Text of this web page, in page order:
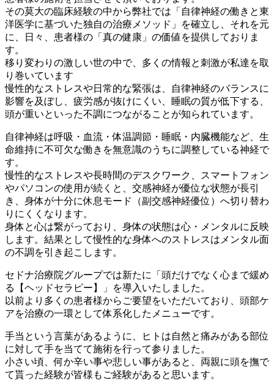
その莫大の臨床経験の中から弊社では「自律神経の働きと東
洋医学に基づいた独自の治療メソッド」を確立し、それを元
に、日々、患者様の「真の健康」の価値を提供しておりま
す。
移り変わりの激しい世の中で、多くの情報と刺激が私達を取
り巻いています
慢性的なストレスや日常的な緊張は、自律神経のバランスに
影響を及ぼし、疲労感が抜けにくい、睡眠の質が低下する、
頭が重いといった不調につながることが知られています。
自律神経は呼吸・血流・体温調節・睡眠・内臓機能など、生
命維持に不可欠な働きを無意識のうちに調整している神経で
す。
慢性的なストレスや長時間のデスクワーク、スマートフォン
やパソコンの使用が続くと、交感神経が優位な状態が長引
き、身体が十分に休息モード（副交感神経優位）へ切り替わ
りにくくなります。
身体と心は繋がっており、身体の状態は心・メンタルに反映
します。結果として慢性的な身体へのストレスはメンタル面
の不調を引き起こします。
セドナ治療院グループでは新たに「頭だけでなく心まで緩め
る【ヘッドセラピー】」を導入いたしました。
以前より多くの患者様からご要望をいただいており、頭部ケ
アを治療の一環として体系化したメニューです。
手当という言葉があるように、ヒトは自然と痛みがある部位
に対して手を当てて施術を行って参りました。
小さい頃、何か辛い事や悲しい事があると、両親に頭を撫で
て貰った経験が皆様もご経験があると思います。